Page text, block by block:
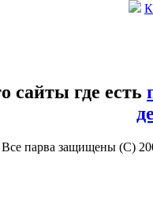
сайты где есть
Все парва защищены (С)